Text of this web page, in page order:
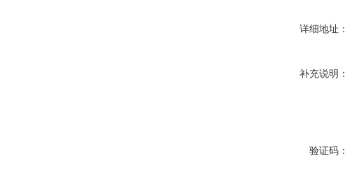
详细地址：
补充说明：
验证码：